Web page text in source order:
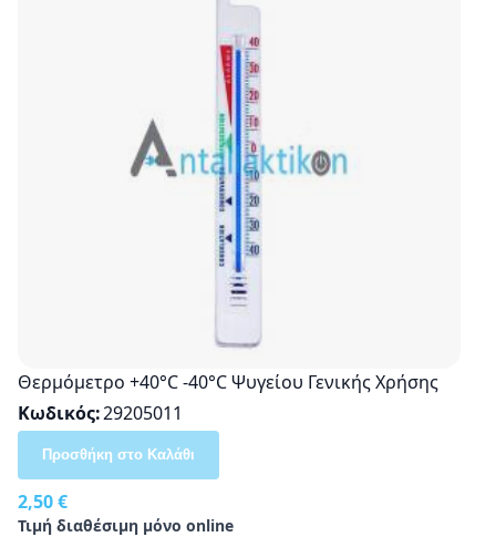
Θερμόμετρο +40°C -40°C Ψυγείου Γενικής Χρήσης
Κωδικός 29205011
2,50 €
Τιμή διαθέσιμη μόνο online
Προσθήκη στο Καλάθι